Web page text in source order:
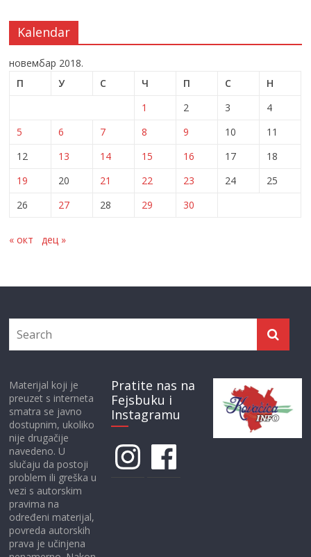
Kalendar
новембар 2018.
П
У С Ч П С
Н
1
2 3
4
5
6 7 8 9 10
11
12
13 14 15 16 17
18
19
20 21 22 23 24
25
26
27 28 29 30
« окт дец »
Materijal koji je
preuzet s interneta
smatra se javno
dostupnim, ukoliko
nije drugačije
navedeno. U
slučaju da postoji
problem ili greška u
vezi s autorskim
pravima na
određeni materijal,
povreda autorskih
prava je učinjena
Pratite nas na
Fejsbuku i
Instagramu
InstagramFacebook